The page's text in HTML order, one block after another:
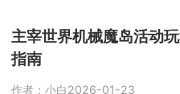
主宰世界机械魔岛活动玩